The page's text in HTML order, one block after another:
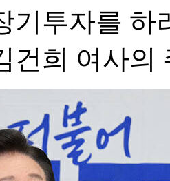
기투자를
건희 여사의